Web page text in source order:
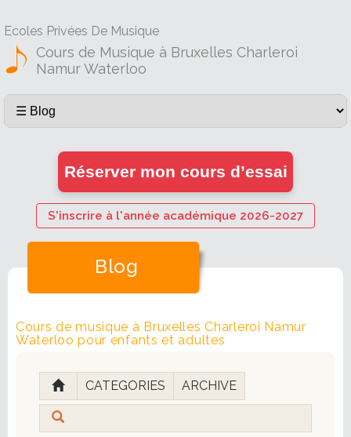
Ecoles Privées De Musique
Cours de Musique à Bruxelles Charleroi
Namur Waterloo
Réserver mon cours d’essai
S'inscrire à l'année académique 2026-2027
Blog
Cours de musique à Bruxelles Charleroi Namur
Waterloo pour enfants et adultes
CATEGORIES ARCHIVE